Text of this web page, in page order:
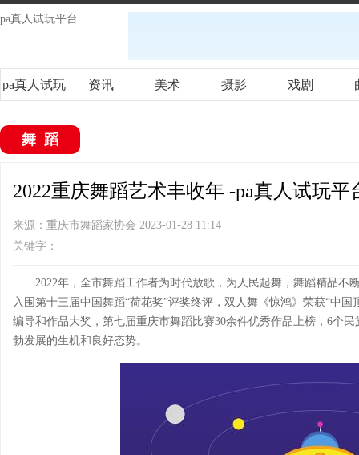
pa真人试玩平台
pa真人试玩 资讯 美术 摄影 戏剧
舞蹈
2022重庆舞蹈艺术丰收年 -pa真人试玩平
来源：重庆市舞蹈家协会 2023-01-28 11:14
关键字：
2022年，全市舞蹈工作者为时代放歌，为人民起舞，舞蹈精品不
入围第十三届中国舞蹈“荷花奖”评奖终评，双人舞《惊鸿》荣获“中
编导和作品大奖，第七届重庆市舞蹈比赛30余件优秀作品上榜，6个
勃发展的生机和良好态势。